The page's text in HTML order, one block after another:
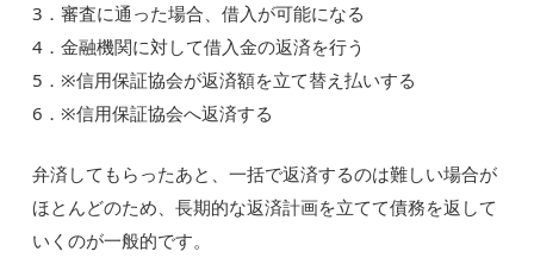
3．審査に通った場合、借入が可能になる
4．金融機関に対して借入金の返済を行う
5．※信用保証協会が返済額を立て替え払いする
6．※信用保証協会へ返済する
弁済してもらったあと、一括で返済するのは難しい場合が
ほとんどのため、長期的な返済計画を立てて債務を返して
いくのが一般的です。